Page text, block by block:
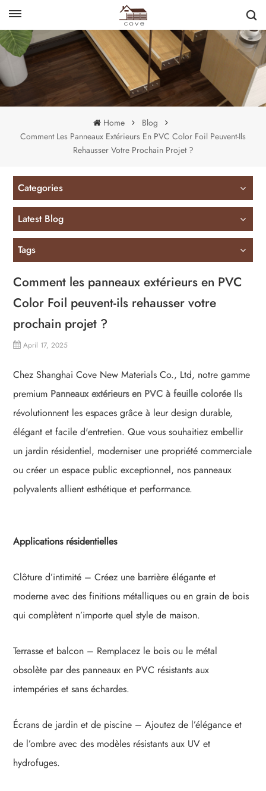
English
français
Home
Blog
Comment Les Panneaux Extérieurs En PVC Color Foil Peuvent-Ils
Rehausser Votre Prochain Projet ?
Categories
Latest Blog
Tags
Comment les panneaux extérieurs en PVC
Color Foil peuvent-ils rehausser votre
prochain projet ?
April 17, 2025
Chez Shanghai Cove New Materials Co., Ltd, notre gamme
premium Panneaux extérieurs en PVC à feuille coloréeIls
révolutionnent les espaces grâce à leur design durable,
élégant et facile d'entretien. Que vous souhaitiez embellir
un jardin résidentiel, moderniser une propriété commerciale
ou créer un espace public exceptionnel, nos panneaux
polyvalents allient esthétique et performance.
Applications résidentielles
Clôture d’intimité – Créez une barrière élégante et
moderne avec des finitions métalliques ou en grain de bois
qui complètent n’importe quel style de maison.
Terrasse et balcon – Remplacez le bois ou le métal
obsolète par des panneaux en PVC résistants aux
intempéries et sans échardes.
Écrans de jardin et de piscine – Ajoutez de l’élégance et
de l’ombre avec des modèles résistants aux UV et
hydrofuges.